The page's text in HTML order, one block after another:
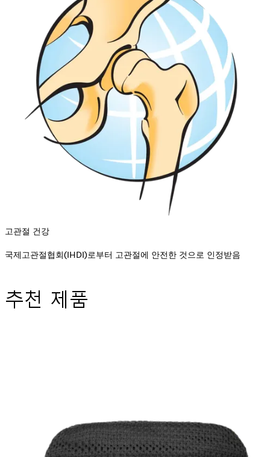
고관절 건강
국제고관절협회(IHDI)로부터 고관절에 안전한 것으로 인정받음
추천 제품